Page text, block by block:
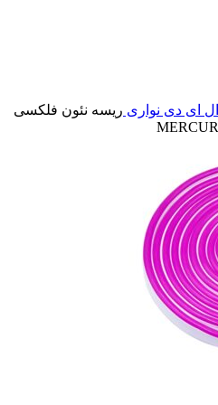
ال ای دی نواری ریسه نئون فلکسی